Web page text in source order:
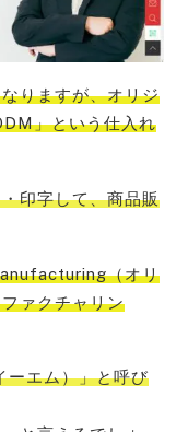
りますが、オリジ
」という仕入れ
印字して、商品販
（オリ
ァクチャリン
ーエム）」と呼び